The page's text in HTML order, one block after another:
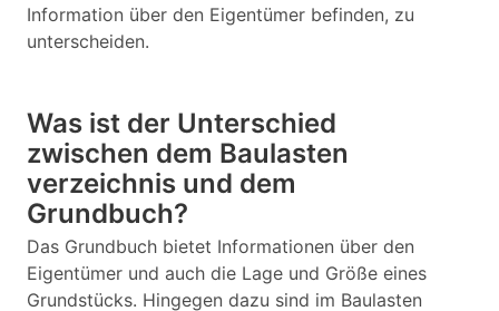
Information über den Eigentümer befinden, zu
unterscheiden.
Was ist der Unterschied
zwischen dem Baulasten
verzeichnis und dem
Grundbuch?
Das Grundbuch bietet Informationen über den
Eigentümer und auch die Lage und Größe eines
Grundstücks. Hingegen dazu sind im Baulasten